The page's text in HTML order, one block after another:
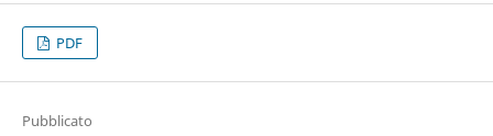
PDF
Pubblicato